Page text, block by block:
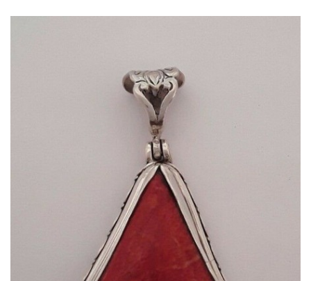
Dans mon panier
APERÇU RAPIDE